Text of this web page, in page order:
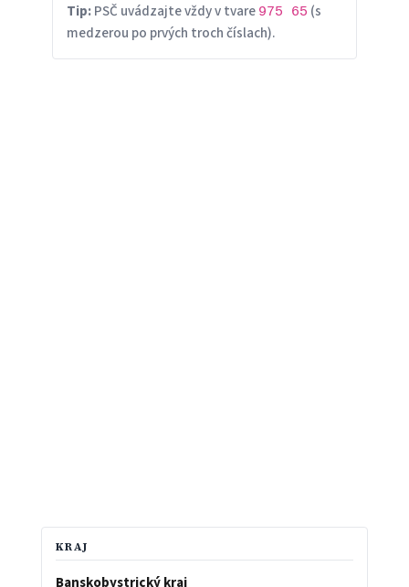
Tip:PSČ uvádzajte vždy v tvare 975 65 (s
medzerou po prvých troch číslach).
KRAJ
Banskobystrický kraj